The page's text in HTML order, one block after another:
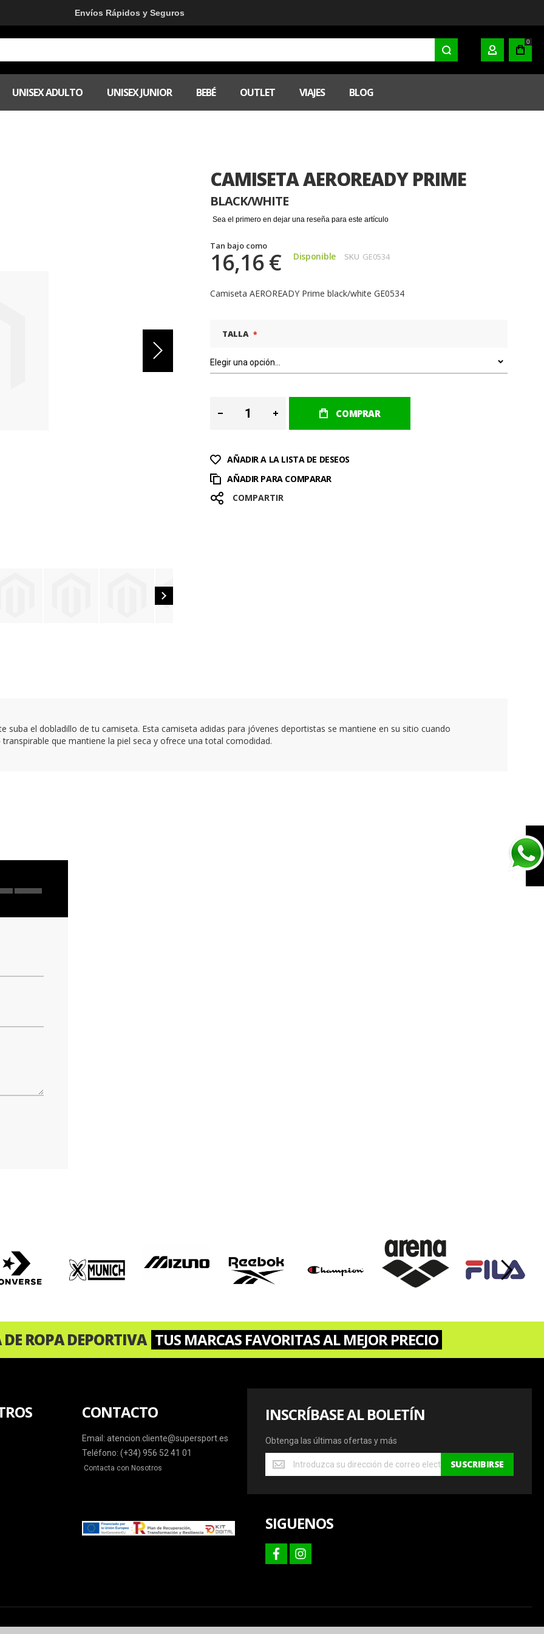
Envíos Rápidos y Seguros
MI CUENTA
0
UNISEX ADULTO UNISEX JUNIOR BEBÉ OUTLET VIAJES BLOG
WHITE/BLACK
CAMISETA AEROREADY PRIME
BLACK/WHITE
Sea el primero en dejar una reseña para este artículo
Tan bajo como
16,16 € Disponible SKU GE0534
Camiseta AEROREADY Prime black/white GE0534
TALLA
COMPRAR
AÑADIR A LA LISTA DE DESEOS
AÑADIR PARA COMPARAR
COMPARTIR
suba el dobladillo de tu camiseta. Esta camiseta adidas para jóvenes deportistas se mantiene en su sitio cuando
que mantiene la piel seca y ofrece una total comodidad.
›
ROPA DEPORTIVA TUS MARCAS FAVORITAS AL MEJOR PRECIO
INSCRÍBASE AL BOLETÍN
Obtenga las últimas ofertas y más
Obtenga
las
ofertas
más
SUSCRIBIRSE
SIGUENOS
facebookinstagram
CONTACTO
Email: atencion.cliente@supersport.es
Teléfono: (+34) 956 52 41 01
Contacta con Nosotros